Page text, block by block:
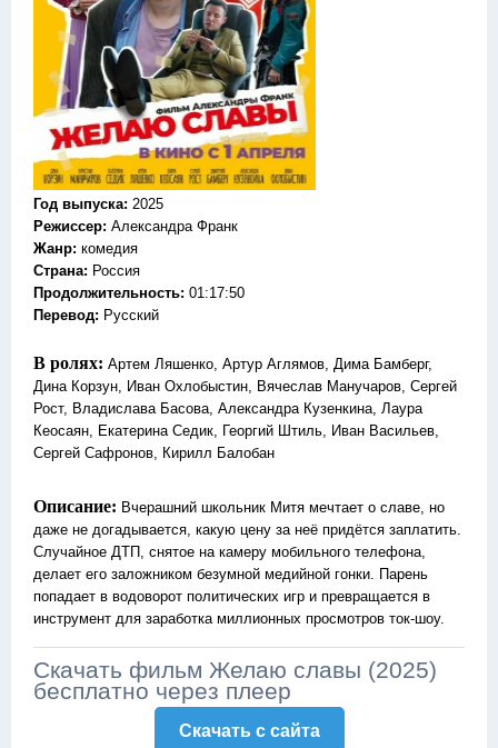
Год выпуска: 2025
Режиссер: Александра Франк
Жанр: комедия
Страна: Россия
Продолжительность: 01:17:50
Перевод: Русский
В ролях: Артем Ляшенко, Артур Аглямов, Дима Бамберг,
Дина Корзун, Иван Охлобыстин, Вячеслав Манучаров, Сергей
Рост, Владислава Басова, Александра Кузенкина, Лаура
Кеосаян, Екатерина Седик, Георгий Штиль, Иван Васильев,
Сергей Сафронов, Кирилл Балобан
Описание: Вчерашний школьник Митя мечтает о славе, но
даже не догадывается, какую цену за неё придётся заплатить.
Случайное ДТП, снятое на камеру мобильного телефона,
делает его заложником безумной медийной гонки. Парень
попадает в водоворот политических игр и превращается в
инструмент для заработка миллионных просмотров ток-шоу.
Скачать фильм Желаю славы (2025)
бесплатно через плеер
Скачать c сайта